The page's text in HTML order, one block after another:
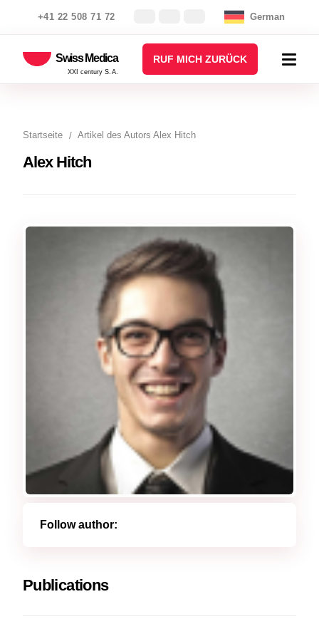
+41 22 508 71 72 German
Swiss Medica
XXI century S.A.
RUF MICH ZURÜCK
Startseite Artikel des Autors Alex Hitch
Alex Hitch
Follow author:
Publications